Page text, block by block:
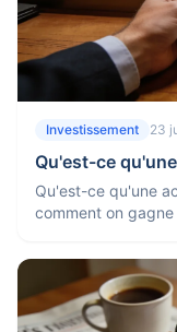
Investissement 23
Qu'est-ce
Qu'est-ce qu'une
comment on